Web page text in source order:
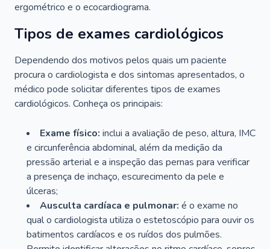
ergométrico e o ecocardiograma.
Tipos de exames cardiológicos
Dependendo dos motivos pelos quais um paciente
procura o cardiologista e dos sintomas apresentados, o
médico pode solicitar diferentes tipos de exames
cardiológicos. Conheça os principais:
Exame físico: inclui a avaliação de peso, altura, IMC
e circunferência abdominal, além da medição da
pressão arterial e a inspeção das pernas para verificar
a presença de inchaço, escurecimento da pele e
úlceras;
Ausculta cardíaca e pulmonar: é o exame no
qual o cardiologista utiliza o estetoscópio para ouvir os
batimentos cardíacos e os ruídos dos pulmões.